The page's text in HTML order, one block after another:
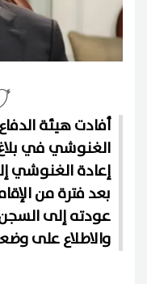
أفادت هيئة
الغنوشي في بلاغ
إعادة الغنوشي
بعد فترة من
عودته إلى
والاطلاع على